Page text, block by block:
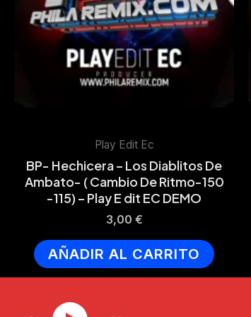
Play Edit Ec
BP- Hechicera – Los Diablitos De
Ambato- ( Cambio De Ritmo-150
-115) – Play E dit EC DEMO
3,00 €
AÑADIR AL CARRITO